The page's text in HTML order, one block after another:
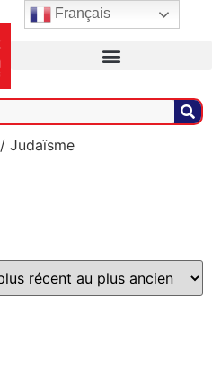
/ Judaïsme
Français